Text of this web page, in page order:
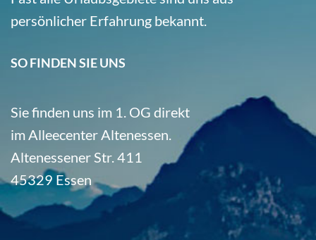
persönlicher Erfahrung bekannt.
SO FINDEN SIE UNS
Sie finden uns im 1. OG direkt
im Alleecenter Altenessen.
Altenessener Str. 411
45329 Essen